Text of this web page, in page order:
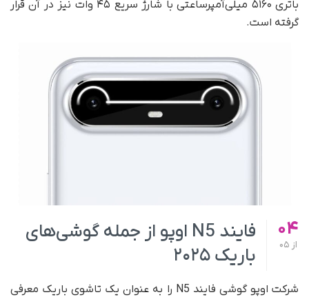
باتری ۵۱۶۰ میلی‌آمپرساعتی با شارژ سریع ۴۵ وات نیز در آن قرار
گرفته است.
04
از
فایند N5 اوپو از جمله گوشی‌های
باریک ۲۰۲۵
شرکت اوپو گوشی فایند N5 را به‌ عنوان یک تاشوی باریک معرفی